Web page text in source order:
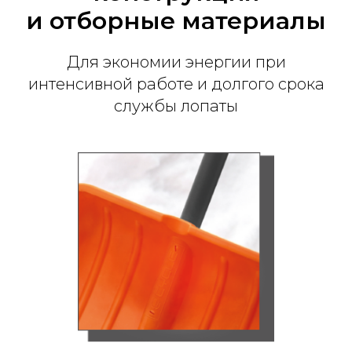
и отборные материалы
Для экономии энергии при
интенсивной работе и долгого срока
службы лопаты